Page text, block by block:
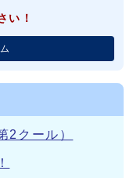
い！
2クール）